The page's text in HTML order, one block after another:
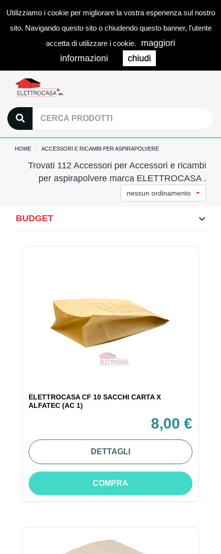
Utilizziamo i cookie per migliorare la vostra esperienza sul nostro
sito. Navigando questo sito o chiudendo questo banner, l'utente
accetta di utilizzare i cookie.
maggiori
informazioni
chiudi
0
HOME ACCESSORI E RICAMBI PER ASPIRAPOLVERE
Trovati 112 Accessori per Accessori e ricambi
per aspirapolvere marca ELETTROCASA .
nessun ordinamento
BUDGET
ELETTROCASA CF 10 SACCHI CARTA X
ALFATEC (AC 1)
8,00 €
DETTAGLI
COMPRA